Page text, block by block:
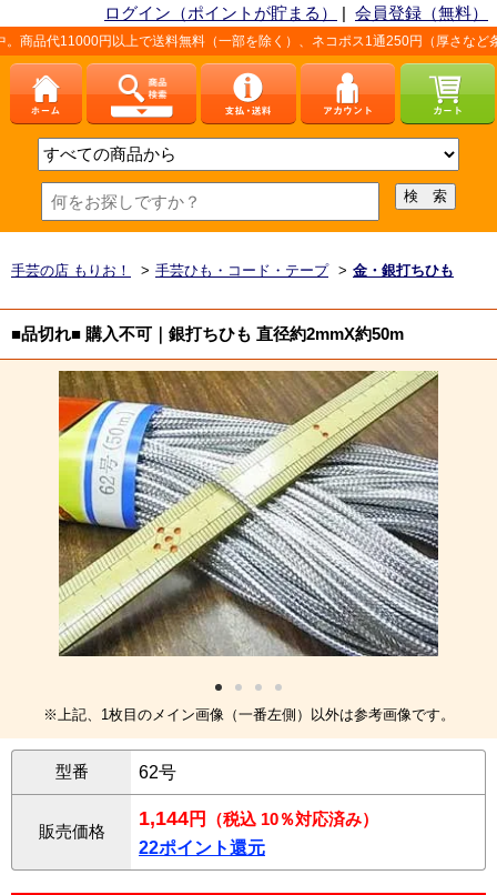
ログイン（ポイントが貯まる） | 会員登録（無料）
以上で送料無料（一部を除く）、ネコポス1通250円（厚さなど条件あり）。詳
手芸の店 もりお！ > 手芸ひも・コード・テープ > 金・銀打ちひも
■品切れ■ 購入不可｜銀打ちひも 直径約2mmX約50m
※上記、1枚目のメイン画像（一番左側）以外は参考画像です。
型番 62号
販売価格
1,144円
（税込 10％対応済み）
22ポイント還元